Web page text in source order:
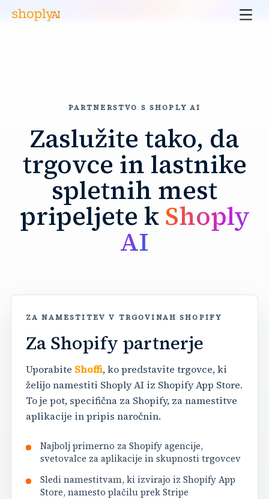
PARTNERSTVO S SHOPLY AI
Zaslužite tako, da
trgovce in lastnike
spletnih mest
pripeljete kShoply
AI
ZA NAMESTITEV V TRGOVINAH SHOPIFY
Za Shopify partnerje
Uporabite Shoffi, ko predstavite trgovce, ki
želijo namestiti Shoply AI iz Shopify App Store.
To je pot, specifična za Shopify, za namestitve
aplikacije in pripis naročnin.
Najbolj primerno za Shopify agencije,
svetovalce za aplikacije in skupnosti trgovcev
Sledi namestitvam, ki izvirajo iz Shopify App
Store, namesto plačilu prek Stripe